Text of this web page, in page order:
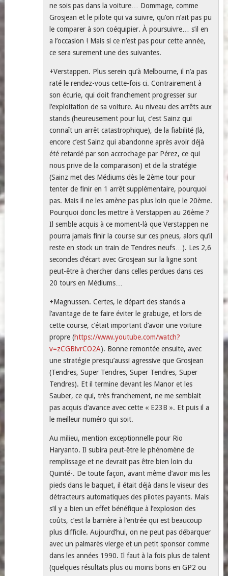
ne sois pas dans la voiture… Dommage, comme
Grosjean et le pilote qui va suivre, qu’on n’ait pas pu
le comparer à son coéquipier. À poursuivre… s’il en
a l’occasion ! Mais si ce n’est pas pour cette année,
ce sera surement une des suivantes.
+Verstappen. Plus serein qu’à Melbourne, il n’a pas
raté le rendez-vous cette-fois ci. Contrairement à
son écurie, qui doit franchement progresser sur
l’exploitation de sa voiture. Au niveau des arrêts aux
stands (heureusement pour lui, c’est Sainz qui
connaît un arrêt catastrophique), de la fiabilité (là,
encore c’est Sainz qui abandonne après avoir déjà
été retardé par son accrochage par Pérez, ce qui
nous prive de la comparaison) et de la stratégie
(Sainz met des Médiums dès le 2ème tour pour
tenter de finir en 1 arrêt supplémentaire, pourquoi
pas. Mais il ne les amène pas plus loin que le 20ème.
Pourquoi donc les mettre à Verstappen au 26ème ?
Il semble acquis à ce moment-là que Verstappen ne
pourra jamais finir la course sur ces pneus, alors qu’il
reste en stock un train de Tendres neufs…). Les 2,6
secondes d’écart avec Grosjean sur la ligne sont
peut-être à chercher dans celles perdues dans ces
20 tours en Médiums…
+Magnussen. Certes, le départ des stands a
l’avantage de te faire éviter le grabuge, et lors de
cette course, c’était important d’avoir une voiture
propre (https://www.youtube.com/watch?
v=zCGBivrCO2A). Bonne remontée ensuite, avec
une stratégie presqu’aussi agressive que Grosjean
(Tendres, Super Tendres, Super Tendres, Super
Tendres). Et il termine devant les Manor et les
Sauber, ce qui, très franchement, ne me semblait
pas acquis d’avance avec cette « E23B ». Et puis il a
le meilleur numéro qui soit.
Au milieu, mention exceptionnelle pour Rio
Haryanto. Il subira peut-être le phénomène de
remplissage et ne devrait pas être bien loin du
Quinté-. De toute façon, avant même d’avoir mis les
pieds dans le baquet, il était déjà dans le viseur des
détracteurs automatiques des pilotes payants. Mais
s’il y a bien un effet bénéfique à l’explosion des
coûts, c’est la barrière à l’entrée qui est beaucoup
plus difficile. Aujourd’hui, on ne peut pas débarquer
avec un palmarès vierge et un petit sponsor comme
dans les années 1990. Il faut à la fois plus de talent
(quelques résultats plus ou moins bons en GP2 ou